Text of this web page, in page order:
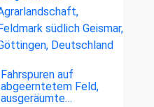
Fahrspuren auf
abgeerntetem Feld,
ausgeräumte…